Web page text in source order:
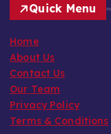
Quick Menu
Home
About Us
Contact Us
Our Team
Privacy Policy
Terms & Conditions